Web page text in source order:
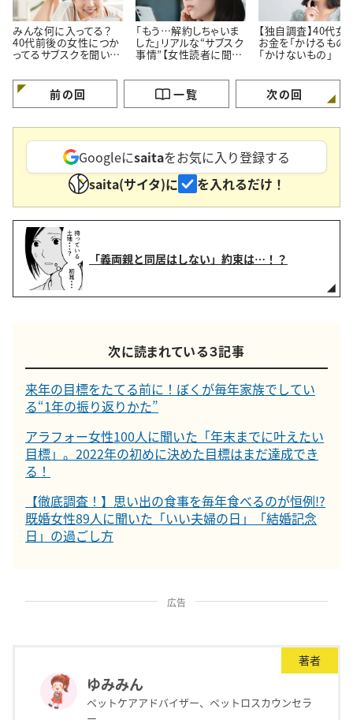
みんな何に入ってる？
40代前後の女性につか
ってるサブスクを聞いて
「もう…解約しちゃいま
した」リアルな“サブスク
事情”【女性読者に聞い
【独自調査】40代女
お金を「かけるもの」
「かけないもの」
前の回 一覧 次の回
Googleにsaitaをお気に入り登録する
saita(サイタ)に
を入れるだけ！
「義両親と同居はしない」約束は…！？
次に読まれている３記事
来年の目標をたてる前に！ぼくが毎年家族でしてい
る“1年の振り返りかた”
アラフォー女性100人に聞いた「年末までに叶えたい
目標」。2022年の初めに決めた目標はまだ達成でき
る！
【徹底調査！】思い出の食事を毎年食べるのが恒例!?
既婚女性89人に聞いた「いい夫婦の日」「結婚記念
日」の過ごし方
広告
著者
ゆみみん
ペットケアアドバイザー、ペットロスカウンセラ